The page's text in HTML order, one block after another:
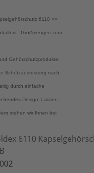
6110 >>
- Großmengen zum
Gehörschutzprodukte.
Schutzausrüstung nach
durch einfache
Design. Lassen
stehen wir Ihnen bei
6110